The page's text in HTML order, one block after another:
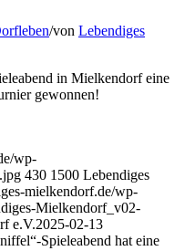
/von Lebendiges
in Mielkendorf eine
gewonnen!
wp-
430 1500 Lebendiges
mielkendorf.de/wp-
Mielkendorf_v02-
e.V.2025-02-13
Spieleabend hat eine